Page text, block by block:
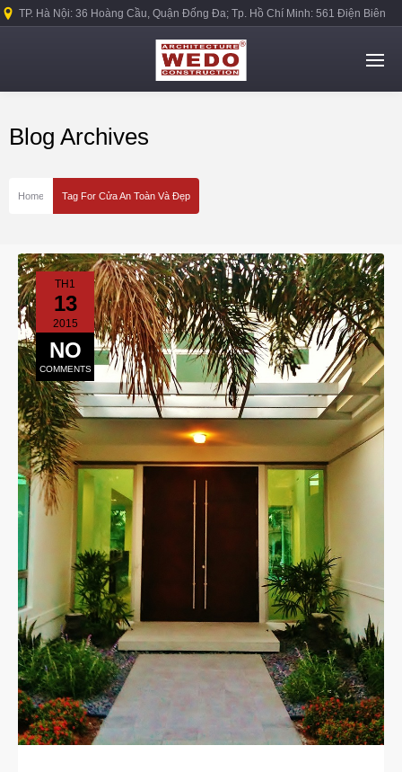
TP. Hà Nội: 36 Hoàng Cầu, Quận Đống Đa; Tp. Hồ Chí Minh: 561 Điện Biên
Blog Archives
Home Tag For Cửa An Toàn Và Đẹp
TH1
13
2015
NO
COMMENTS